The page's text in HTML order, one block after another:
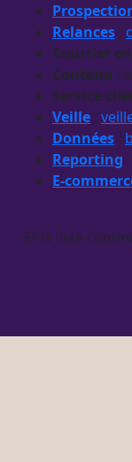
Relances :
Courrier
Contenu :
Service
Veille :
Données :
Reporting
E-
Et la liste